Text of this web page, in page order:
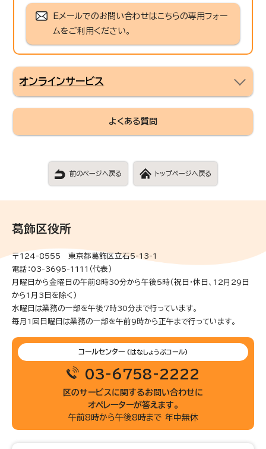
Eメールでのお問い合わせはこちらの専用フォー
ムをご利用ください。
オンラインサービス
よくある質問
前のページへ戻る トップページへ戻る
葛飾区役所
〒124-8555 東京都葛飾区立石5-13-1
電話：03-3695-1111（代表）
月曜日から金曜日の午前8時30分から午後5時(祝日・休日、12月29日
から1月3日を除く)
水曜日は業務の一部を午後7時30分まで行っています。
毎月1回日曜日は業務の一部を午前9時から正午まで行っています。
コールセンター (はなしょうぶコール)
03-6758-2222
区のサービスに関するお問い合わせに
オペレーターが答えます。
午前8時から午後8時まで 年中無休